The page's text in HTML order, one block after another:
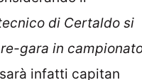
di Certaldo si
gara in campionato
, sarà infatti capitan